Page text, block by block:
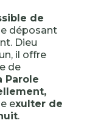
de
déposant
Dieu
il offre
de
Parole
exulter de
.